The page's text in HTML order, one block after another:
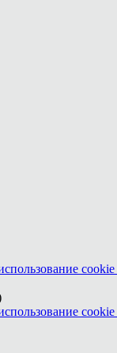
cookie
cookie